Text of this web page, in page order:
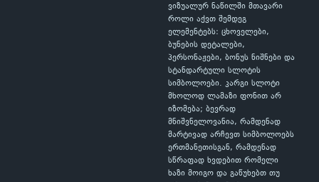
ვიზუალურ ნაწილში მთავარი
როლი აქვთ შემდეგ
ელემენტებს: ცხოველები,
ბუნების დეტალები,
პერსონაჟები, ბონუს ნიშნები და
სტანდარტული სლოტის
სიმბოლოები. კარგი სლოტი
მხოლოდ ლამაზი ფონით არ
იზომება; ბევრად
მნიშვნელოვანია, რამდენად
მარტივად არჩევთ სიმბოლოებს
ერთმანეთისგან, რამდენად
სწრაფად ხვდებით რომელი
ხაზი მოიგო და გაწუხებთ თუ